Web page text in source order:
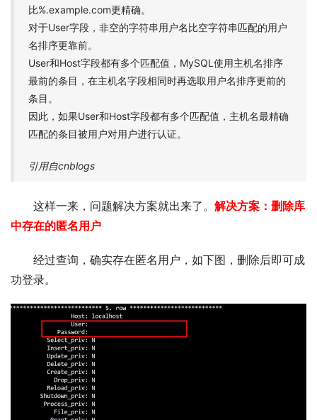
比%.example.com更精确。
对于User字段，非空的字符串用户名比空字符串匹配的用户
名排序更靠前。
User和Host字段都有多个匹配值，MySQL使用主机名排序
最前的条目，在主机名字段相同时再选取用户名排序更前的
条目。
因此，如果User和Host字段都有多个匹配值，主机名最精确
匹配的条目被用户对用户进行认证。
引用自cnblogs
这样一来，问题解决方案就出来了。 解决方案：删除库
中存在的匿名用户
经过查询，确实存在匿名用户，如下图，删除后即可成
功登录。